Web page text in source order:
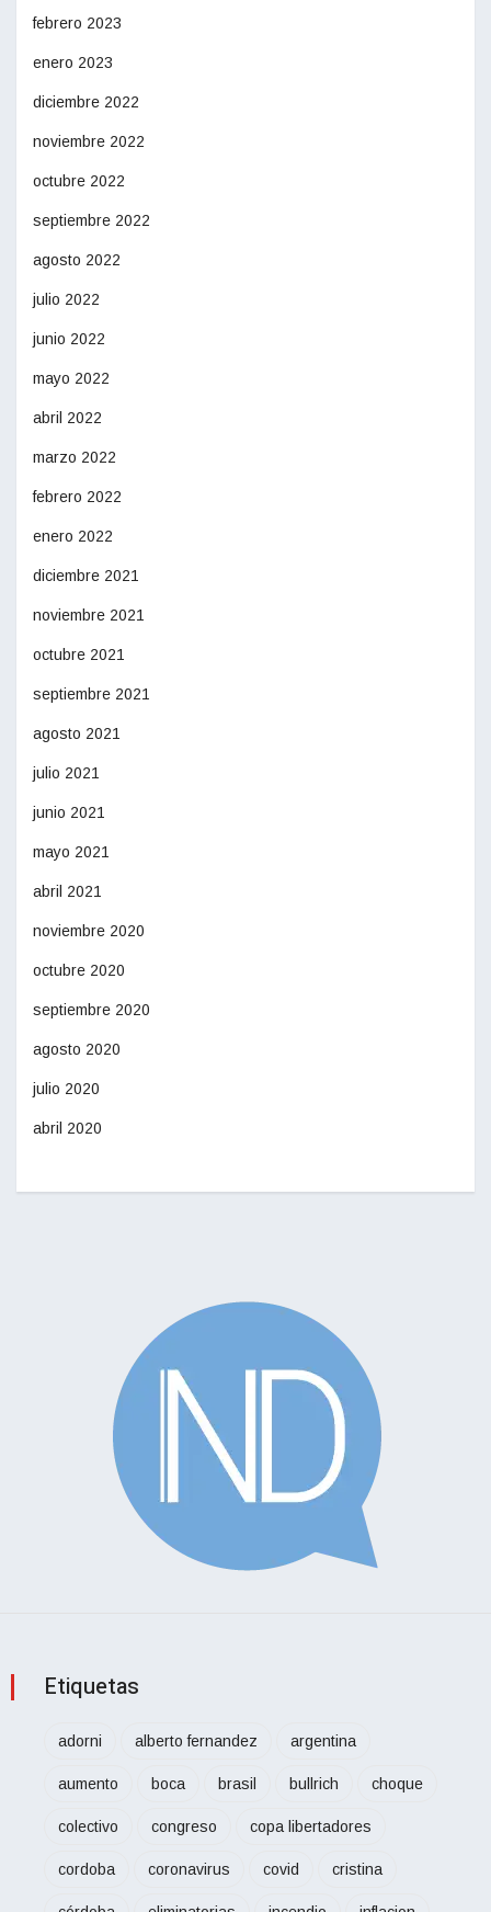
febrero 2023
enero 2023
diciembre 2022
noviembre 2022
octubre 2022
septiembre 2022
agosto 2022
julio 2022
junio 2022
mayo 2022
abril 2022
marzo 2022
febrero 2022
enero 2022
diciembre 2021
noviembre 2021
octubre 2021
septiembre 2021
agosto 2021
julio 2021
junio 2021
mayo 2021
abril 2021
noviembre 2020
octubre 2020
septiembre 2020
agosto 2020
julio 2020
abril 2020
Etiquetas
adorni alberto fernandez argentina
aumento boca brasil bullrich choque
colectivo congreso copa libertadores
cordoba coronavirus covid cristina